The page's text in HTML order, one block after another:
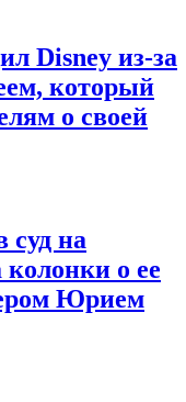
Disney из-за
который
о своей
на
о ее
Юрием